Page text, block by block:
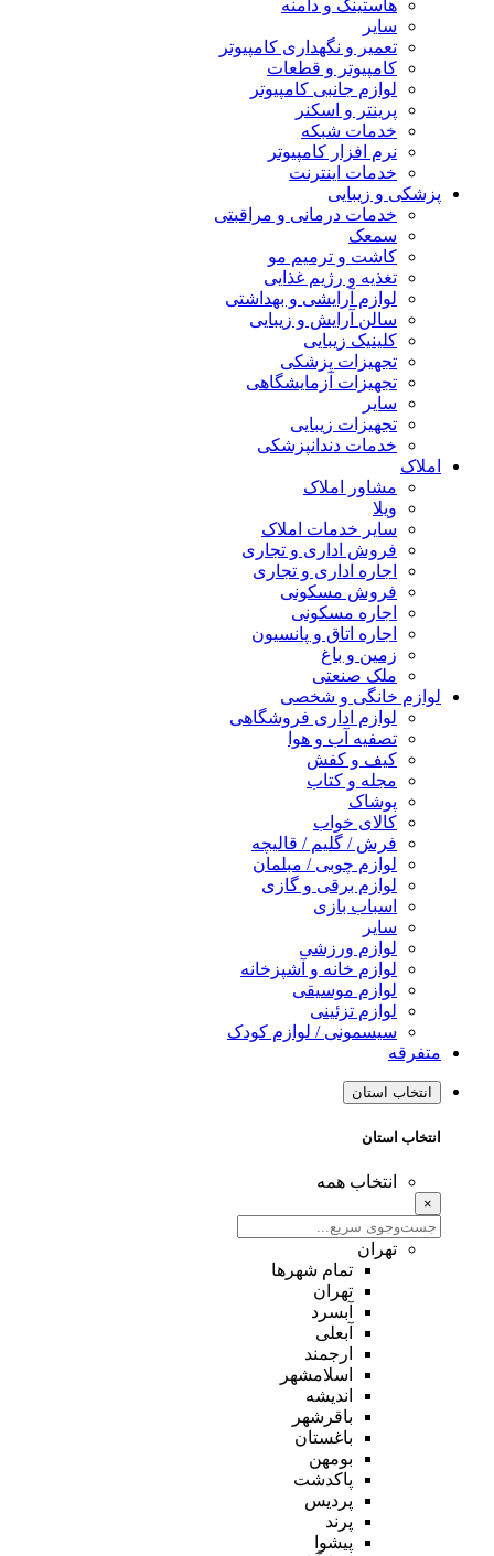
هاستینگ و دامنه
سایر
تعمیر و نگهداری کامپیوتر
کامپیوتر و قطعات
لوازم جانبی کامپیوتر
پرینتر و اسکنر
خدمات شبکه
نرم افزار کامپیوتر
خدمات اینترنت
پزشکی و زیبایی
خدمات درمانی و مراقبتی
سمعک
کاشت و ترمیم مو
تغذیه و رژیم غذایی
لوازم آرایشی و بهداشتی
سالن آرایش و زیبایی
کلینیک زیبایی
تجهیزات پزشکی
تجهیزات آزمایشگاهی
سایر
تجهیزات زیبایی
خدمات دندانپزشکی
املاک
مشاور املاک
ویلا
سایر خدمات املاک
فروش اداری و تجاری
اجاره اداری و تجاری
فروش مسکونی
اجاره مسکونی
اجاره اتاق و پانسیون
زمین و باغ
ملک صنعتی
لوازم خانگی و شخصی
لوازم اداری فروشگاهی
تصفیه آب و هوا
کیف و کفش
مجله و کتاب
پوشاک
کالای خواب
فرش / گلیم / قالیچه
لوازم چوبی / مبلمان
لوازم برقی و گازی
اسباب بازی
سایر
لوازم ورزشی
لوازم خانه و آشپزخانه
لوازم موسیقی
لوازم تزئینی
سیسمونی / لوازم کودک
متفرقه
انتخاب استان
انتخاب استان
انتخاب همه
×
تهران
تمام شهر‌ها
تهران
آبسرد
آبعلی
ارجمند
اسلامشهر
اندیشه
باقرشهر
باغستان
بومهن
پاکدشت
پردیس
پرند
پیشوا